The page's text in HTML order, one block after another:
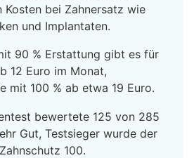
Kosten bei Zahnersatz wie
und Implantaten.
90 % Erstattung gibt es für
12 Euro im Monat,
mit 100 % ab etwa 19 Euro.
bewertete 125 von 285
Gut, Testsieger wurde der
100.